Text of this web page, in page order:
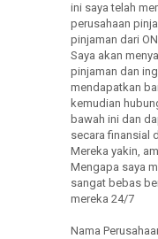
ini saya telah
perusahaan
pinjaman dari
Saya akan
pinjaman dan
mendapatkan
kemudian
bawah ini dan
secara finansial
Mereka yakin,
Mengapa saya
sangat bebas
mereka 24/7
Nama